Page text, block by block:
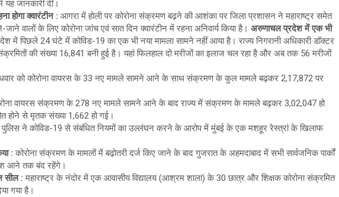
जानकारी दी।
होगा क्वारंटीन : आगरा में होली पर कोरोना संक्रमण बढ़ने की आशंका पर जिला प्रशासन ने महाराष्ट्र समेत
वालों के लिए कोरोना जांच एवं सात दिन क्वारंटीन में रहना अनिवार्य किया है। अरुणाचल प्रदेश में एक भी
में पिछले 24 घंटे में कोविड-19 का एक भी नया मामला सामने नहीं आया है। राज्य निगरानी अधिकारी डॉक्टर
संक्रमितों की संख्या 16,841 बनी हुई है। यहां फिलहाल दो मरीजों का इलाज चल रहा है और अब तक 56 मरीजों
को कोरोना वायरस के 33 नए मामले सामने आने के साथ संक्रमण के कुल मामले बढ़कर 2,17,872 पर
वायरस संक्रमण के 278 नए मामले सामने आने के बाद राज्य में संक्रमण के मामले बढ़कर 3,02,047 हो
होने से मृतक संख्या 1,662 हो गई।
पुलिस ने कोविड-19 से संबंधित नियमों का उल्लंघन करने के आरोप में मुंबई के एक मशहूर रेस्त्रां के खिलाफ
:कोरोना संक्रमण के मामलों में बढ़ोतरी दर्ज किए जाने के बाद गुजरात के अहमदाबाद में सभी सार्वजनिक पार्कों
आने तक बंद रहेंगे।
सील :महाराष्ट्र के नंदोर में एक आवासीय विद्यालय (आश्रम शाला) के 30 छात्र और शिक्षक कोरोना संक्रमित
गया है।